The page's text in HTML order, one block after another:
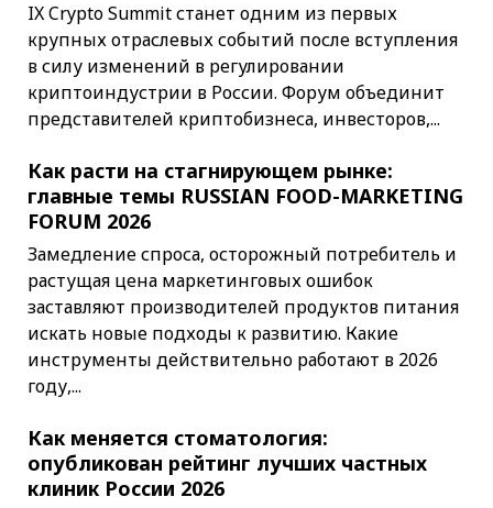
IX Crypto Summit станет одним из первых
крупных отраслевых событий после вступления
в силу изменений в регулировании
криптоиндустрии в России. Форум объединит
представителей криптобизнеса, инвесторов,...
Как расти на стагнирующем рынке:
главные темы RUSSIAN FOOD-MARKETING
FORUM 2026
Замедление спроса, осторожный потребитель и
растущая цена маркетинговых ошибок
заставляют производителей продуктов питания
искать новые подходы к развитию. Какие
инструменты действительно работают в 2026
году,...
Как меняется стоматология:
опубликован рейтинг лучших частных
клиник России 2026